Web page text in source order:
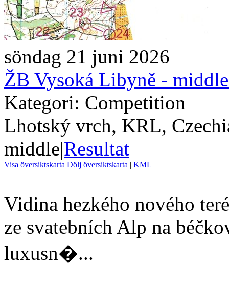
söndag 21 juni 2026
ŽB Vysoká Libyně -
Kategori: Competition
Lhotský vrch, KRL,
middle|Resultat
Visa översiktskarta Dölj översiktskarta | KML
Vidina hezkého nového
ze svatebních Alp na
luxusn�...